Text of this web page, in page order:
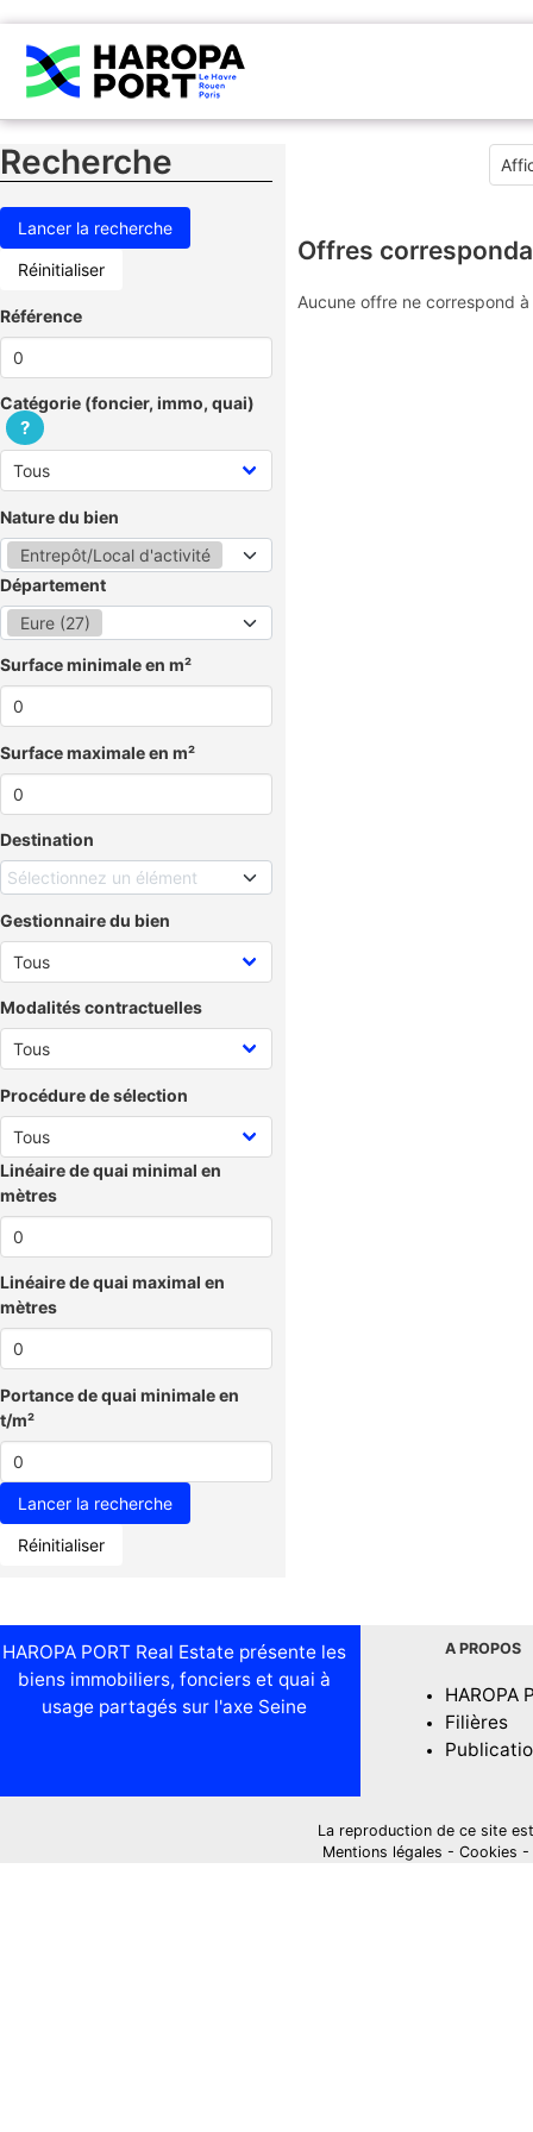
Recherche
Réinitialiser
Référence
Catégorie (foncier, immo, quai)
?
Nature du bien
Entrepôt/Local d'activité
Département
Eure (27)
Surface minimale en m²
Surface maximale en m²
Destination
Sélectionnez un élément
Gestionnaire du bien
Modalités contractuelles
Procédure de sélection
Linéaire de quai minimal en
mètres
Linéaire de quai maximal en
mètres
Portance de quai minimale en
t/m²
Réinitialiser
Offres
Aucune offre ne correspond
HAROPA PORT Real Estate présente les
biens immobiliers, fonciers et quai à
usage partagés sur l'axe Seine
A PROPOS
HAROPA
Filières
La reproduction de ce site
Mentions légales - Cookies -